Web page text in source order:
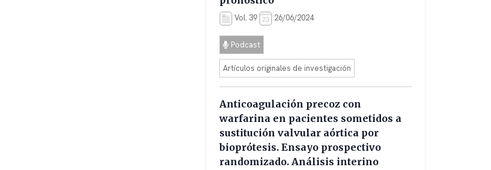
Vol. 39 26/06/2024
Podcast
Artículos originales de investigación
Anticoagulación precoz con
warfarina en pacientes sometidos a
sustitución valvular aórtica por
bioprótesis. Ensayo prospectivo
randomizado. Análisis interino